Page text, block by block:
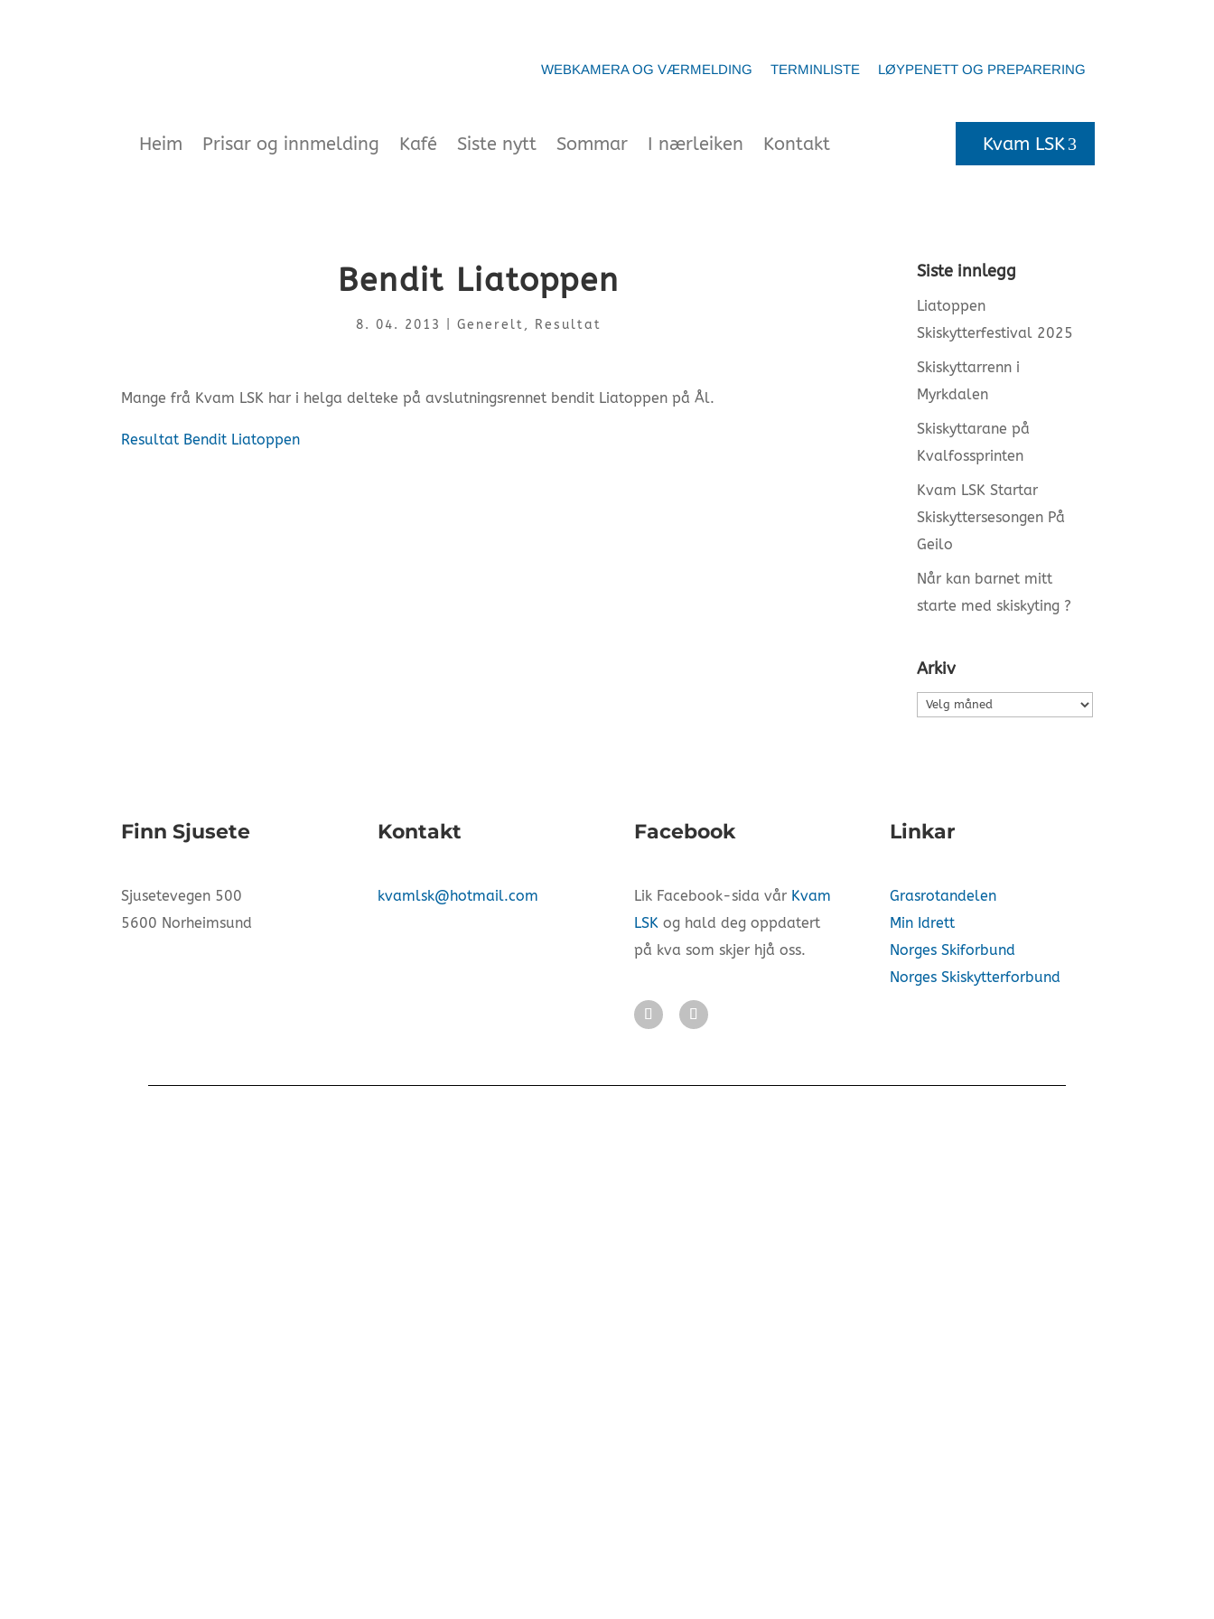
WEBKAMERA OG VÆRMELDING TERMINLISTE LØYPENETT OG PREPARERING
Heim Prisar og innmelding Kafé Siste nytt Sommar I nærleiken Kontakt Kvam LSK
Bendit Liatoppen
8. 04. 2013 |Generelt, Resultat
Mange frå Kvam LSK har i helga delteke på avslutningsrennet bendit Liatoppen på Ål.
Resultat Bendit Liatoppen
Siste innlegg
Liatoppen
Skiskytterfestival 2025
Skiskyttarrenn i
Myrkdalen
Skiskyttarane på
Kvalfossprinten
Kvam LSK Startar
Skiskyttersesongen På
Geilo
Når kan barnet mitt
starte med skiskyting ?
Arkiv
Arkiv
Finn Sjusete
Sjusetevegen 500
5600 Norheimsund
Kontakt
kvamlsk@hotmail.com
Facebook
Lik Facebook-sida vår Kvam
LSKog hald deg oppdatert
på kva som skjer hjå oss.
Linkar
Grasrotandelen
Min Idrett
Norges Skiforbund
Norges Skiskytterforbund